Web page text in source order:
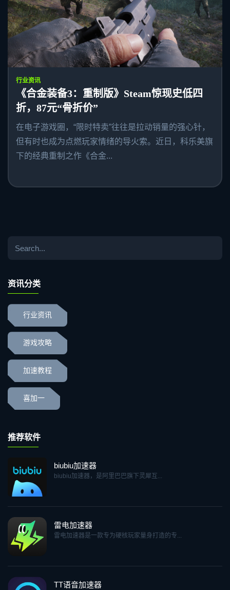
行业资讯
《合金装备3：重制版》Steam惊现史低四
折，87元“骨折价”
在电子游戏圈，“限时特卖”往往是拉动销量的强心针，
但有时也成为点燃玩家情绪的导火索。近日，科乐美旗
下的经典重制之作《合金...
资讯分类
行业资讯
游戏攻略
加速教程
喜加一
推荐软件
biubiu加速器
biubiu加速器，是阿里巴巴旗下灵犀互...
雷电加速器
雷电加速器是一款专为硬核玩家量身打造的专...
TT语音加速器